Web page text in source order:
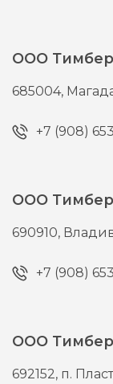
ООО
685004,
+7 (908)
ООО
690910,
+7 (908)
ООО
692152, п.